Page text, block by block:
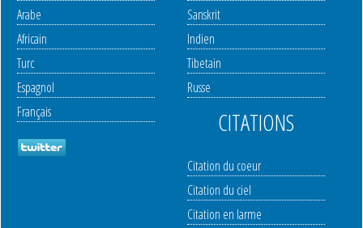
Arabe
Africain
Turc
Espagnol
Français
Sanskrit
Indien
Tibetain
Russe
CITATIONS
Citation du coeur
Citation du ciel
Citation en larme